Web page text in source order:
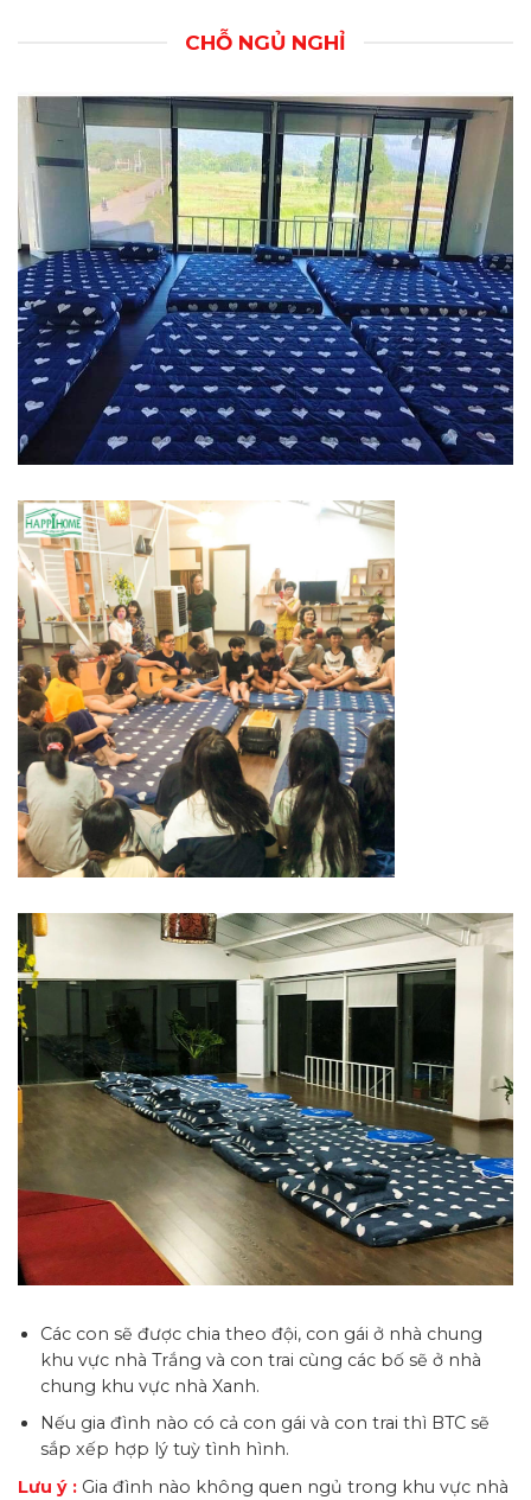
CHỖ NGỦ NGHỈ
Các con sẽ được chia theo đội, con gái ở nhà chung
khu vực nhà Trắng và con trai cùng các bố sẽ ở nhà
chung khu vực nhà Xanh.
Nếu gia đình nào có cả con gái và con trai thì BTC sẽ
sắp xếp hợp lý tuỳ tình hình.
Lưu ý : Gia đình nào không quen ngủ trong khu vực nhà